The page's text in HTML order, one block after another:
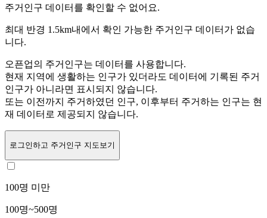
주거인구 데이터를 확인할 수 없어요.
최대 반경 1.5km내에서 확인 가능한 주거인구 데이터가 없습
니다.
오픈업의 주거인구는 데이터를 사용합니다.
현재 지역에 생활하는 인구가 있더라도 데이터에 기록된 주거
인구가 아니라면 표시되지 않습니다.
또는 이전까지 주거하였던 인구, 이후부터 주거하는 인구는 현
재 데이터로 제공되지 않습니다.
로그인하고 주거인구 지도보기
100명 미만
100명~500명